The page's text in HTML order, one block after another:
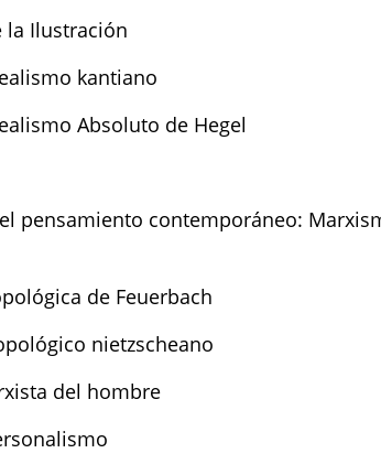
la Ilustración
kantiano
Absoluto de Hegel
pensamiento contemporáneo:
de Feuerbach
nietzscheano
del hombre